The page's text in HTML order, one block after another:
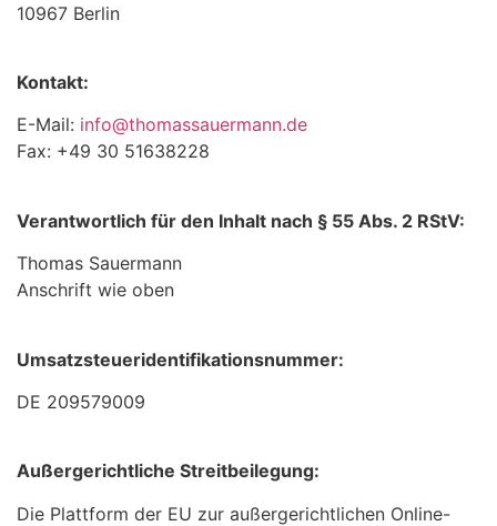
10967 Berlin
Kontakt:
E-Mail: info@thomassauermann.de
Fax: +49 30 51638228
Verantwortlich für den Inhalt nach § 55 Abs. 2 RStV:
Thomas Sauermann
Anschrift wie oben
Umsatzsteueridentifikationsnummer:
DE 209579009
Außergerichtliche Streitbeilegung:
Die Plattform der EU zur außergerichtlichen Online-